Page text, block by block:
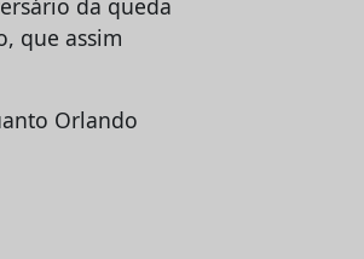
que assim
Orlando